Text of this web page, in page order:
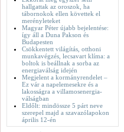
hallgattak az oroszok, ha
tábornokok ellen követtek el
merényleteket
Magyar Péter újabb bejelentése:
így áll a Duna Pakson és
Budapesten
Csökkentett világítás, otthoni
munkavégzés, lecsavart klíma: a
boltok is beállnak a sorba az
energiaválság idején
Megjelent a kormányrendelet –
Ez vár a napelemesekre és a
lakosságra a villamosenergia-
válságban
Eldőlt: mindössze 5 párt neve
szerepel majd a szavazólapokon
április 12-én